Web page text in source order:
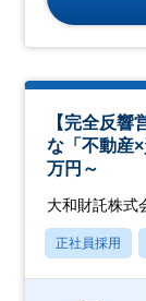
【完全反響
な「不動産
万円～
大和財託株式
正社員採用